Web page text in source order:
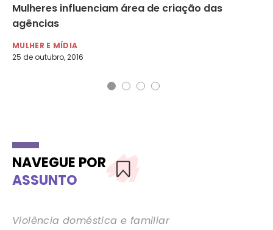
Mulheres influenciam área de criação das
agências
MULHER E MÍDIA
25 de outubro, 2016
NAVEGUE POR
ASSUNTO
Violência doméstica e familiar